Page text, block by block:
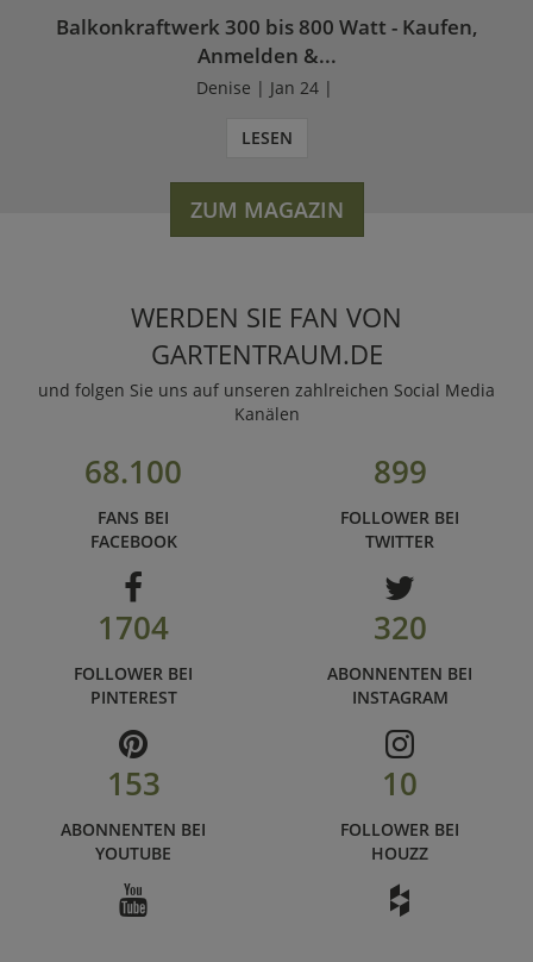
Balkonkraftwerk 300 bis 800 Watt - Kaufen,
Anmelden &...
Denise | Jan 24 |
LESEN
ZUM MAGAZIN
WERDEN SIE FAN VON
GARTENTRAUM.DE
und folgen Sie uns auf unseren zahlreichen Social Media
Kanälen
68.100
FANS BEI
FACEBOOK
899
FOLLOWER BEI
TWITTER
1704
FOLLOWER BEI
PINTEREST
320
ABONNENTEN BEI
INSTAGRAM
153
ABONNENTEN BEI
YOUTUBE
10
FOLLOWER BEI
HOUZZ